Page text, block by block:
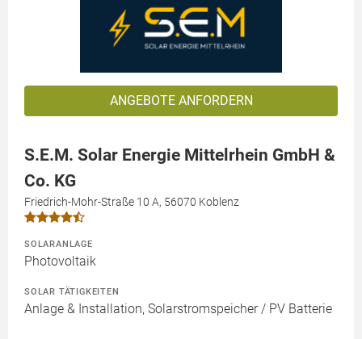
ANGEBOTE ANFORDERN
S.E.M. Solar Energie Mittelrhein GmbH &
Co. KG
Friedrich-Mohr-Straße 10 A, 56070 Koblenz
SOLARANLAGE
Photovoltaik
SOLAR TÄTIGKEITEN
Anlage & Installation, Solarstromspeicher / PV Batterie